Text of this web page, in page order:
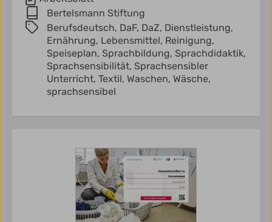
Bertelsmann Stiftung
Berufsdeutsch, DaF, DaZ, Dienstleistung,
Ernährung, Lebensmittel, Reinigung,
Speiseplan, Sprachbildung, Sprachdidaktik,
Sprachsensibilität, Sprachsensibler
Unterricht, Textil, Waschen, Wäsche,
sprachsensibel